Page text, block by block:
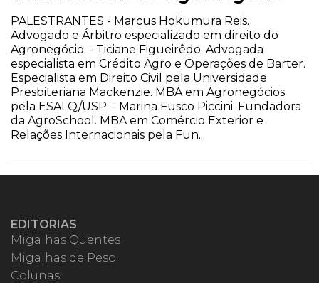
PALESTRANTES - Marcus Hokumura Reis.
Advogado e Árbitro especializado em direito do
Agronegócio. - Ticiane Figueirêdo. Advogada
especialista em Crédito Agro e Operações de Barter.
Especialista em Direito Civil pela Universidade
Presbiteriana Mackenzie. MBA em Agronegócios
pela ESALQ/USP. - Marina Fusco Piccini. Fundadora
da AgroSchool. MBA em Comércio Exterior e
Relações Internacionais pela Fun...
EDITORIAS
Migalhas Quentes
Migalhas de Peso
Colunas